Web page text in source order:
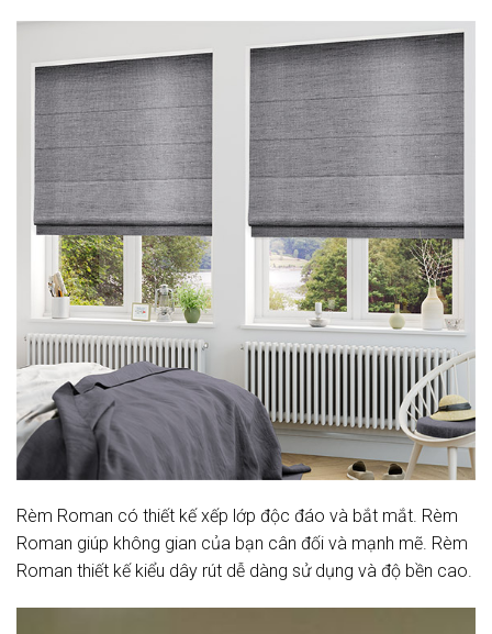
Rèm Roman có thiết kế xếp lớp độc đáo và bắt mắt. Rèm
Roman giúp không gian của bạn cân đối và mạnh mẽ. Rèm
Roman thiết kế kiểu dây rút dễ dàng sử dụng và độ bền cao.